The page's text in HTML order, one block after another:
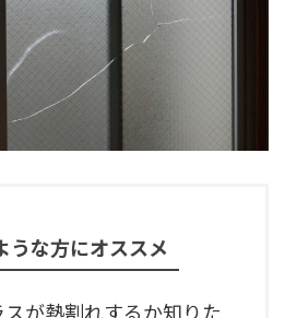
うな方にオススメ
が熱割れするか知りた